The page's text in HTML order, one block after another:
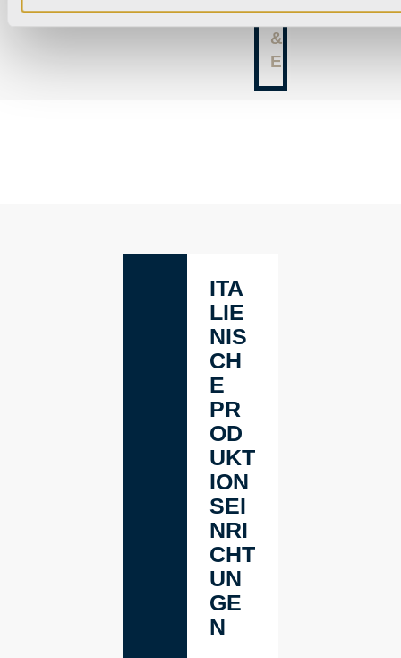
F
&
E
ITA
LIE
NIS
CH
E
PR
OD
UKT
ION
SEI
NRI
CHT
UN
GE
N